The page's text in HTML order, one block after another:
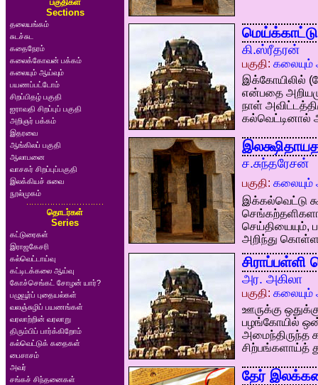
பகுதிகள்
Sections
தலையங்கம்
சுடச்சுட
கதைநேரம்
கலைக்கோவன் பக்கம்
கலையும் ஆய்வும்
பயணப்பட்டோம்
சிறப்பிதழ் பகுதி
ஐராவதி சிறப்புப் பகுதி
அறிஞர் பக்கம்
இதரவை
ஆங்கிலப் பகுதி
ஆலாபனை
வாசகர் சிறப்புப்பகுதி
இலக்கியச் சுவை
நூல்முகம்
தொடர்கள்
Series
கட்டுரைகள்
இராஜகேசரி
கல்வெட்டாய்வு
கட்டிடக்கலை ஆய்வு
கோச்செங்கட் சோழன் யார்?
பழுவூர்ப் புதையல்கள்
வலஞ்சுழிப் பயணங்கள்
வரலாற்றின் வரலாறு
திரும்பிப் பார்க்கிறோம்
கல்வெட்டுக் கதைகள்
பைசாசம்
அவர்
சங்கச் சிந்தனைகள்
மெய்க்காட்டு
கி.ஸ்ரீதரன்
பகுதி: கலையும்
இக்கோயிலில்
என்பதை
நாள்
கல்வெட்டினால்
ச.சுந்தரேசன்
பகுதி: கலையும்
இக்கல்வெட்டு
செய்தியையும்,
அறிந்து
சிராப்பள்ளி
அர. அகிலா
பகுதி: கலையும்
ஊருக்கு
பழங்கோயில்
அமைந்திருந்த
சிற்பங்களாய்த்
தேர்